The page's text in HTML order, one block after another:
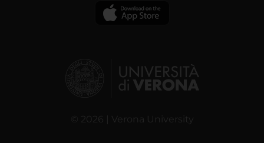
© 2026 | Verona University